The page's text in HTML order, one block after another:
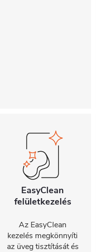
EasyClean
felületkezelés
Az EasyClean
kezelés megkönnyíti
az üveg tisztítását és